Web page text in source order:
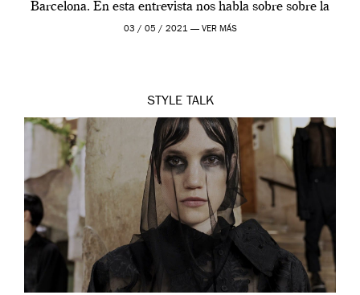
Barcelona. En esta entrevista nos habla sobre sobre la
[…]
03 / 05 / 2021 — VER MÁS
STYLE TALK